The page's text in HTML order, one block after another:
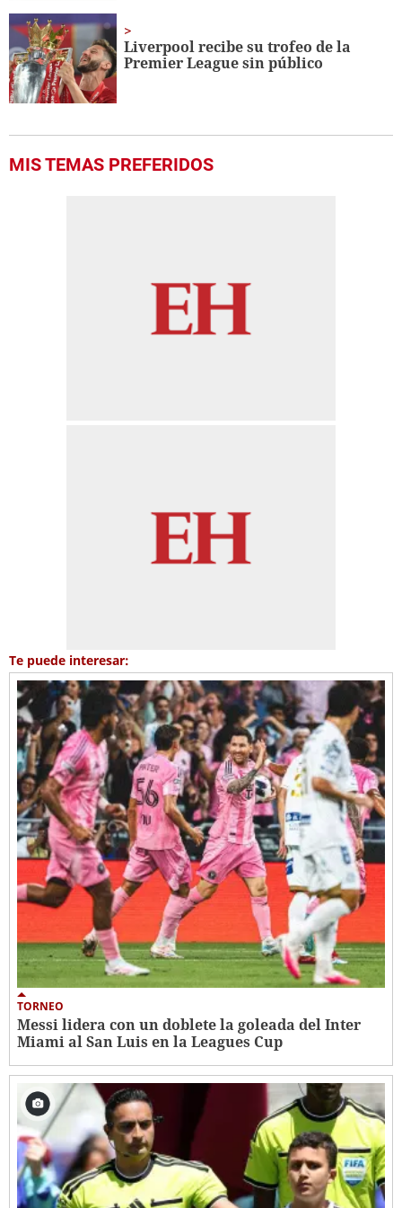
Liverpool recibe su trofeo de la
Premier League sin público
MIS TEMAS PREFERIDOS
Te puede interesar:
TORNEO
Messi lidera con un doblete la goleada del Inter
Miami al San Luis en la Leagues Cup